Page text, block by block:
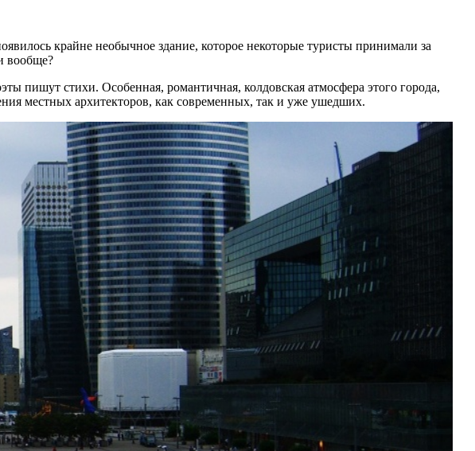
крайне необычное здание, которое некоторые туристы принимали за
вообще?
пишут стихи. Особенная, романтичная, колдовская атмосфера этого города,
местных архитекторов, как современных, так и уже ушедших.